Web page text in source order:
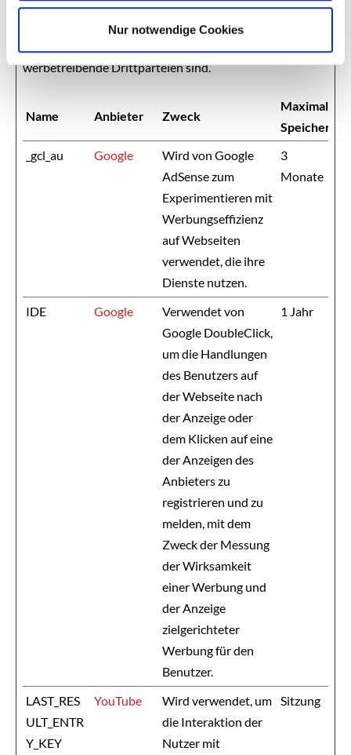
Nur notwendige Cookies
zeigen, die relevant und ansprechend für den einzelnen
Benutzer sind und daher wertvoller für Publisher und
werbetreibende Drittparteien sind.
Name Anbieter Zweck
Maximale
_gcl_au
Google
Wird von Google
AdSense zum
Experimentieren mit
Werbungseffizienz
auf Webseiten
verwendet, die ihre
Dienste nutzen.
3
Monate
IDE Google
Verwendet von
Google DoubleClick,
um die Handlungen
des Benutzers auf
der Webseite nach
der Anzeige oder
dem Klicken auf eine
der Anzeigen des
Anbieters zu
registrieren und zu
melden, mit dem
Zweck der Messung
der Wirksamkeit
einer Werbung und
der Anzeige
zielgerichteter
Werbung für den
Benutzer.
1 Jahr
LAST_RES
ULT_ENTR
Y_KEY
YouTube
Wird verwendet, um
die Interaktion der
Nutzer mit
Sitzung